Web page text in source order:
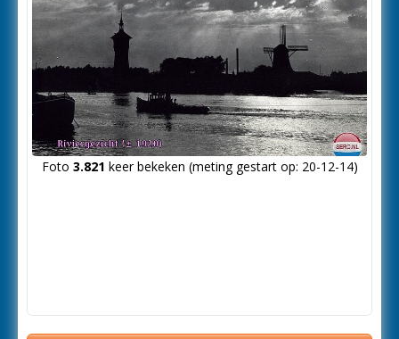
Foto 3.821 keer bekeken (meting gestart op: 20-12-14)